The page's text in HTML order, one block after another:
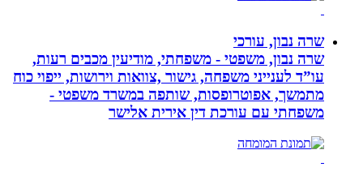
שרה נבון, עורכי
שרה נבון, משפטי - משפחתי, מודיעין מכבים רעות,
עו”ד לענייני משפחה, גישור ,צוואות וירושות, ייפוי כוח
מתמשך, אפוטרופסות, שותפה במשרד משפטי -
משפחתי עם עורכת דין אירית אלישר